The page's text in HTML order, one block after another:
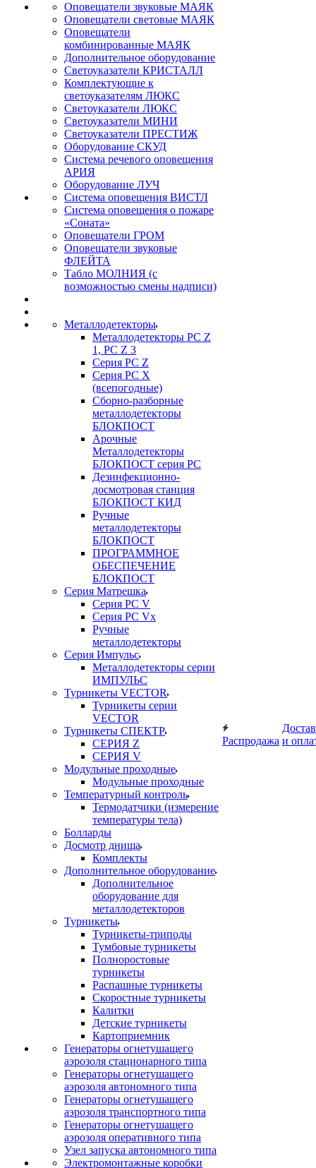
Оповещатели звуковые МАЯК
Оповещатели световые МАЯК
Оповещатели
комбинированные МАЯК
Дополнительное оборудование
Светоуказатели КРИСТАЛЛ
Комплектующие к
светоуказателям ЛЮКС
Светоуказатели ЛЮКС
Светоуказатели МИНИ
Светоуказатели ПРЕСТИЖ
Оборудование СКУД
Система речевого оповещения
АРИЯ
Оборудование ЛУЧ
Система оповещения ВИСТЛ
Система оповещения о пожаре
«Соната»
Оповещатели ГРОМ
Оповещатели звуковые
ФЛЕЙТА
Табло МОЛНИЯ (с
возможностью смены надписи)
Металлодетекторы
Металлодетекторы РС Z
1, PC Z 3
Серия РС Z
Серия РС X
(всепогодные)
Сборно-разборные
металлодетекторы
БЛОКПОСТ
Арочные
Металлодетекторы
БЛОКПОСТ серия РС
Дезинфекционно-
досмотровая станция
БЛОКПОСТ КИД
Ручные
металлодетекторы
БЛОКПОСТ
ПРОГРАММНОЕ
ОБЕСПЕЧЕНИЕ
БЛОКПОСТ
Серия Матрешка
Серия PC V
Серия PC Vx
Ручные
металлодетекторы
Серия Импульс
Металлодетекторы серии
ИМПУЛЬС
Турникеты VECTOR
Турникеты серии
VECTOR
Турникеты СПЕКТР
СЕРИЯ Z
СЕРИЯ V
Модульные проходные
Модульные проходные
Температурный контроль
Термодатчики (измерение
температуры тела)
Болларды
Досмотр днища
Комплекты
Дополнительное оборудование
Дополнительное
оборудование для
металлодетекторов
Турникеты
Турникеты-триподы
Тумбовые турникеты
Полноростовые
турникеты
Распашные турникеты
Скоростные турникеты
Калитки
Детские турникеты
Картоприемник
Генераторы огнетушащего
аэрозоля стационарного типа
Генераторы огнетушащего
аэрозоля автономного типа
Генераторы огнетушащего
аэрозоля транспортного типа
Генераторы огнетушащего
аэрозоля оперативного типа
Узел запуска автономного типа
Электромонтажные коробки
Распродажа и